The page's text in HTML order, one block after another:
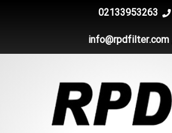
02133953263
info@rpdfilter.com